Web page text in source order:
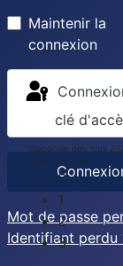
Diagonale des fous
Video Youtube
0
1
2
3
Maintenir la
connexion
clé
Mot de passe
Identifiant perdu